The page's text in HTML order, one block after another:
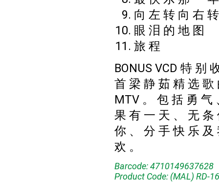
向 左 转 向 右 转
眼 泪 的 地 图
旅 程
BONUS VCD 特 别
首 梁 静 茹 精 选 歌
MTV 。 包 括 勇 气
果 有 一 天 、 无 条
你 、 分 手 快 乐 及
欢 。
Barcode: 4710149637628
Product Code: (MAL) RD-